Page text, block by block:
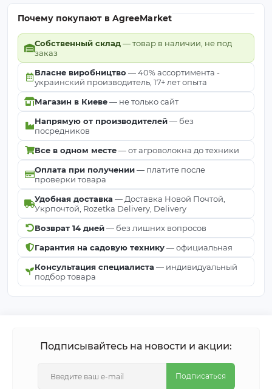
Почему покупают в AgreeMarket
Собственный склад— товар в наличии, не под
заказ
Власне виробництво — 40% ассортимента -
украинский производитель, 17+ лет опыта
Магазин в Киеве— не только сайт
Напрямую от производителей— без
посредников
Все в одном месте— от агроволокна до техники
Оплата при получении— платите после
проверки товара
Удобная доставка — Доставка Новой Почтой,
Укрпочтой, Rozetka Delivery, Delivery
Возврат 14 дней— без лишних вопросов
Гарантия на садовую технику— официальная
Консультация специалиста — индивидуальный
подбор товара
Подписывайтесь на новости и акции:
Подписаться